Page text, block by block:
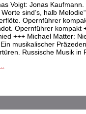
Voigt: Jonas
Worte sind’s, halb
Opernführer
Opernführer kompakt
+++ Michael Matter:
Ein musikalischer
Russische Musik in